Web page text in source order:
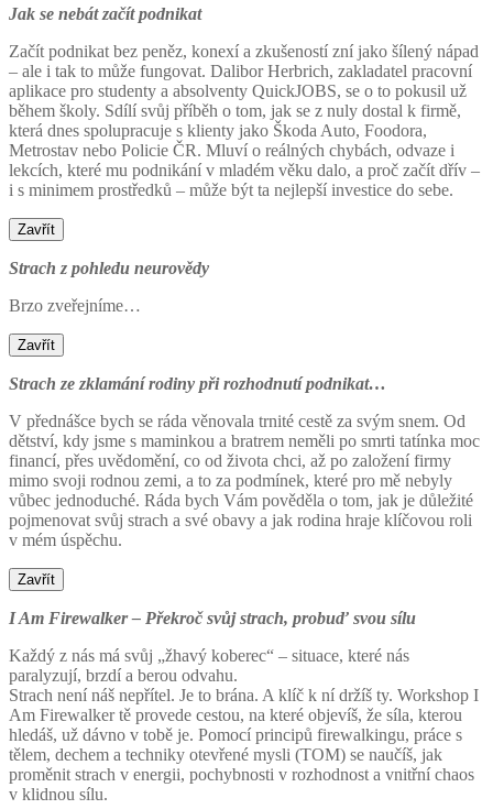
Jak se nebát začít podnikat
Začít podnikat bez peněz, konexí a zkušeností zní jako šílený nápad
– ale i tak to může fungovat. Dalibor Herbrich, zakladatel pracovní
aplikace pro studenty a absolventy QuickJOBS, se o to pokusil už
během školy. Sdílí svůj příběh o tom, jak se z nuly dostal k firmě,
která dnes spolupracuje s klienty jako Škoda Auto, Foodora,
Metrostav nebo Policie ČR. Mluví o reálných chybách, odvaze i
lekcích, které mu podnikání v mladém věku dalo, a proč začít dřív –
i s minimem prostředků – může být ta nejlepší investice do sebe.
Zavřít
Strach z pohledu neurovědy
Brzo zveřejníme…
Zavřít
Strach ze zklamání rodiny při rozhodnutí podnikat…
V přednášce bych se ráda věnovala trnité cestě za svým snem. Od
dětství, kdy jsme s maminkou a bratrem neměli po smrti tatínka moc
financí, přes uvědomění, co od života chci, až po založení firmy
mimo svoji rodnou zemi, a to za podmínek, které pro mě nebyly
vůbec jednoduché. Ráda bych Vám pověděla o tom, jak je důležité
pojmenovat svůj strach a své obavy a jak rodina hraje klíčovou roli
v mém úspěchu.
Zavřít
I Am Firewalker – Překroč svůj strach, probuď svou sílu
Každý z nás má svůj „žhavý koberec“ – situace, které nás
paralyzují, brzdí a berou odvahu.
Strach není náš nepřítel. Je to brána. A klíč k ní držíš ty. Workshop I
Am Firewalker tě provede cestou, na které objevíš, že síla, kterou
hledáš, už dávno v tobě je. Pomocí principů firewalkingu, práce s
tělem, dechem a techniky otevřené mysli (TOM) se naučíš, jak
proměnit strach v energii, pochybnosti v rozhodnost a vnitřní chaos
v klidnou sílu.